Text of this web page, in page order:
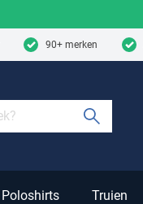
90+ merken
Poloshirts Truien